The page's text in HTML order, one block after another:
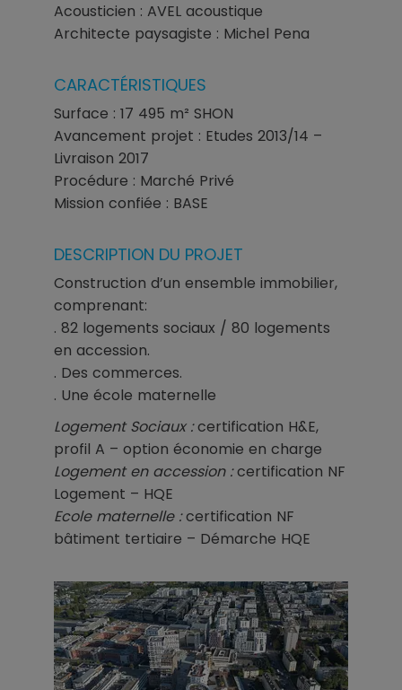
Acousticien : AVEL acoustique
Architecte paysagiste : Michel Pena
CARACTÉRISTIQUES
Surface : 17 495 m² SHON
Avancement projet : Etudes 2013/14 –
Livraison 2017
Procédure : Marché Privé
Mission confiée : BASE
DESCRIPTION DU PROJET
Construction d’un ensemble immobilier,
comprenant:
. 82 logements sociaux / 80 logements
en accession.
. Des commerces.
. Une école maternelle
Logement Sociaux :certification H&E,
profil A – option économie en charge
Logement en accession :certification NF
Logement – HQE
Ecole maternelle :certification NF
bâtiment tertiaire – Démarche HQE